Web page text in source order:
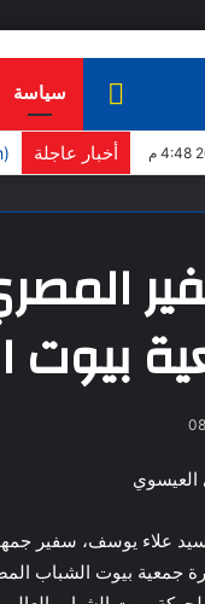
الرئيسيةسياسة
أخبار عاجلة (English) World Organization of Writers President Applauds European Commission Recognition of Congress of African Journalists
بيوت
علاء يوسف، سفير
جمعية بيوت الشباب